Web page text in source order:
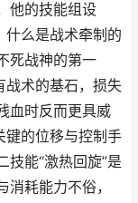
他的技能组设
什么是战术牵制的
死战神的第一
战术的基石，损失
血时反而更具威
键的位移与控制手
技能“激热回旋”是
耗能力不俗，